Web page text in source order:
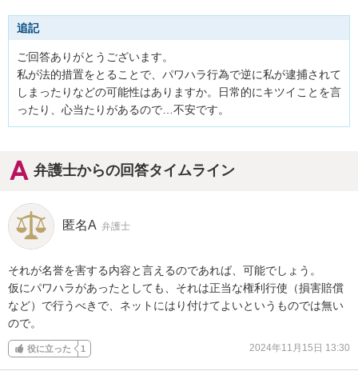
追記
ご回答ありがとうございます。
私が法的措置をとることで、パワハラ行為で逆に私が逮捕されて
しまったりなどの可能性はありますか。日常的にキツイことを言
ったり、心当たりがあるので…不安です。
弁護士からの回答タイムライン
匿名A 弁護士
それが名誉を害する内容と言えるのであれば、可能でしょう。
仮にパワハラがあったとしても、それは正当な権利行使（損害賠償
など）で行うべきで、ネットにはり付けてよいというものでは無い
ので。
役に立った 1 2024年11月15日 13:30